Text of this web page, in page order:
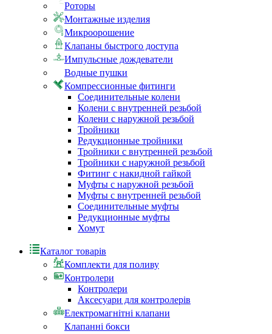
Роторы
Монтажные изделия
Микроорошение
Клапаны быстрого доступа
Импульсные дождеватели
Водные пушки
Компрессионные фитинги
Соединительные колени
Колени с внутренней резьбой
Колени с наружной резьбой
Тройники
Редукционные тройники
Тройники с внутренней резьбой
Тройники с наружной резьбой
Фитинг с накидной гайкой
Муфты с наружной резьбой
Муфты с внутренней резьбой
Соединительные муфты
Редукционные муфты
Хомут
Каталог товарів
Комплекти для поливу
Контролери
Контролери
Аксесуари для контролерів
Електромагнітні клапани
Клапанні бокси